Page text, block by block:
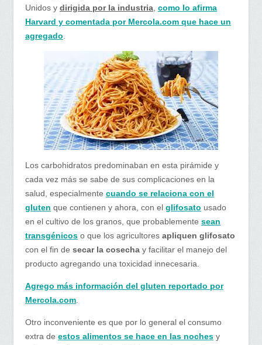
Unidos y dirigida por la industria, como lo afirma
Harvard y comentada por Mercola.com que hace un
agregado.
Los carbohidratos predominaban en esta pirámide y
cada vez más se sabe de sus complicaciones en la
salud, especialmente cuando se relaciona con el
gluten que contienen y ahora, con el glifosato usado
en el cultivo de los granos, que probablemente sean
transgénicos o que los agricultores apliquen glifosato
con el fin de secar la cosecha y facilitar el manejo del
producto agregando una toxicidad innecesaria.
Agrego más información del gluten reportado por
Mercola.com.
Otro inconveniente es que por lo general el consumo
extra de estos alimentos se hace en las noches y